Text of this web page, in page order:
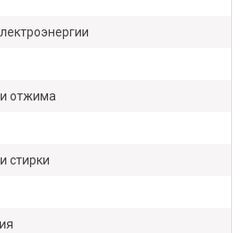
отжима
стирки